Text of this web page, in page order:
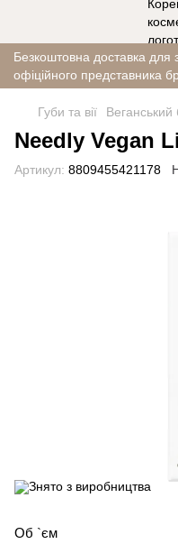
Безкоштовна доставка для
офіційного представника
Губи та вії
Needly Vegan
Артикул: 8809455421178
Об `єм